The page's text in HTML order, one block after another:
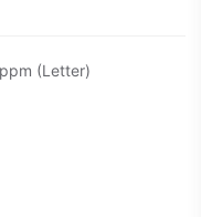
(Letter)